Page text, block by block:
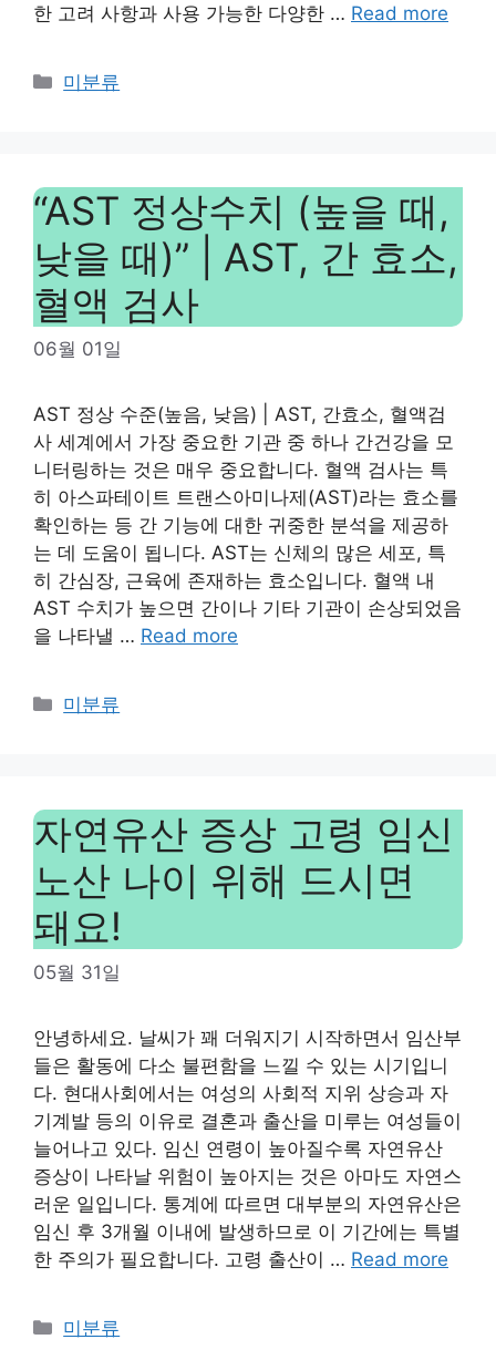
한 고려 사항과 사용 가능한 다양한 … Read more
Categories
미분류
“AST 정상수치 (높을 때,
낮을 때)” | AST, 간 효소,
혈액 검사
06월 01일
AST 정상 수준(높음, 낮음) | AST, 간효소, 혈액검
사 세계에서 가장 중요한 기관 중 하나 간건강을 모
니터링하는 것은 매우 중요합니다. 혈액 검사는 특
히 아스파테이트 트랜스아미나제(AST)라는 효소를
확인하는 등 간 기능에 대한 귀중한 분석을 제공하
는 데 도움이 됩니다. AST는 신체의 많은 세포, 특
히 간심장, 근육에 존재하는 효소입니다. 혈액 내
AST 수치가 높으면 간이나 기타 기관이 손상되었음
을 나타낼 … Read more
Categories
미분류
자연유산 증상 고령 임신
노산 나이 위해 드시면
돼요!
05월 31일
안녕하세요. 날씨가 꽤 더워지기 시작하면서 임산부
들은 활동에 다소 불편함을 느낄 수 있는 시기입니
다. 현대사회에서는 여성의 사회적 지위 상승과 자
기계발 등의 이유로 결혼과 출산을 미루는 여성들이
늘어나고 있다. 임신 연령이 높아질수록 자연유산
증상이 나타날 위험이 높아지는 것은 아마도 자연스
러운 일입니다. 통계에 따르면 대부분의 자연유산은
임신 후 3개월 이내에 발생하므로 이 기간에는 특별
한 주의가 필요합니다. 고령 출산이 … Read more
Categories
미분류